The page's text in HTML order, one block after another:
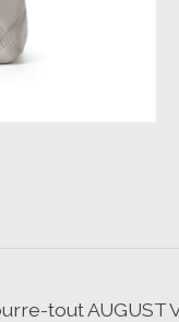
tout